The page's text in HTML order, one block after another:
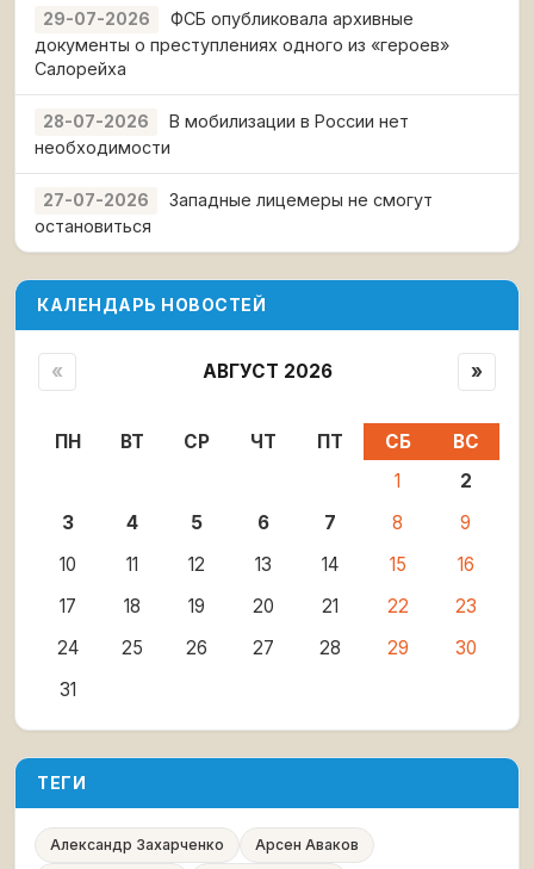
29-07-2026
ФСБ опубликовала архивные
документы о преступлениях одного из «героев»
Салорейха
28-07-2026
В мобилизации в России нет
необходимости
27-07-2026
Западные лицемеры не смогут
остановиться
КАЛЕНДАРЬ НОВОСТЕЙ
« АВГУСТ 2026 »
ПН ВТ СР ЧТ ПТ СБ
ВС
1
2
3
4 5 6 7 8
9
10
11 12 13 14 15
16
17
18 19 20 21 22
23
24
25 26 27 28 29
30
31
ТЕГИ
Александр Захарченко
Арсен Аваков